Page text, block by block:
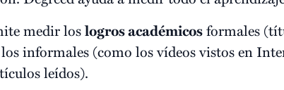
medir loslogros académicosformales
informales (como los vídeos vistos en
leídos).